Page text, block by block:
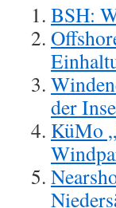
BSH:
der
KüMo